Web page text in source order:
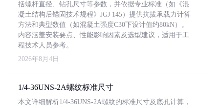
括螺杆直径、钻孔尺寸等参数，并依据专业标准（如《混
凝土结构后锚固技术规程》JGJ 145）提供抗拔承载力计算
方法和典型数值（如混凝土强度C30下设计值约80kN）。
内容涵盖安装要点、性能影响因素及选型建议，适用于工
程技术人员参考。
2026年8月4日
1/4-36UNS-2A螺纹标准尺寸
本文详细解析1/4-36UNS-2A螺纹的标准尺寸及底孔计算，